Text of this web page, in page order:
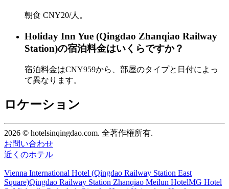
朝食 CNY20/人。
Holiday Inn Yue (Qingdao Zhanqiao Railway
Station)の宿泊料金はいくらですか？
宿泊料金はCNY959から、部屋のタイプと日付によっ
て異なります。
ロケーション
2026 © hotelsinqingdao.com. 全著作権所有.
お問い合わせ
近くのホテル
Vienna International Hotel (Qingdao Railway Station East
Square)Qingdao Railway Station Zhanqiao Meilun HotelMG Hotel